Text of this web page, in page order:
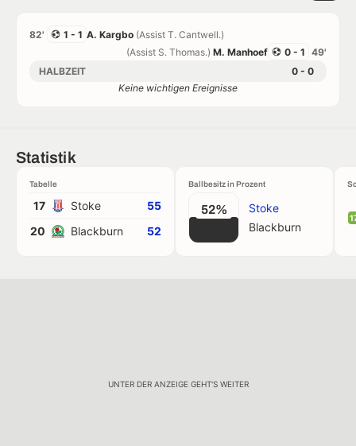
82' 1 - 1 A. Kargbo (Assist T. Cantwell.)
49'
0 - 1
(Assist S. Thomas.) M. Manhoef
HALBZEIT
0 - 0
Keine wichtigen Ereignisse
Statistik
Tabelle
17 Stoke
55
20
Blackburn 52
Ballbesitz in Prozent
52%
Stoke
Blackburn
UNTER DER ANZEIGE GEHT'S WEITER